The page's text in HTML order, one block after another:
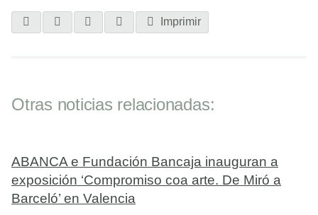
Imprimir
Otras noticias relacionadas:
ABANCA e Fundación Bancaja inauguran a
exposición ‘Compromiso coa arte. De Miró a
Barceló’ en Valencia